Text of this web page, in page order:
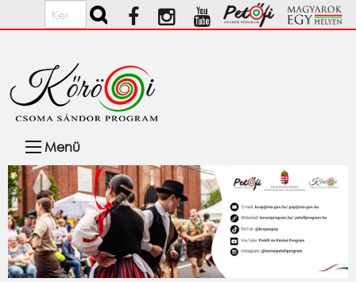
Ugrás a tartalomra
Keresés
navigáció
Menü